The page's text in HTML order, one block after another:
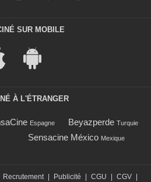
SUR MOBILE
À L'ÉTRANGER
Espagne Beyazperde Turquie
Sensacine México Mexique
Recrutement Publicité CGU CGV